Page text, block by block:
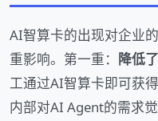
AI智算卡的出现对企业
重影响。第一重： 降低
工通过AI智算卡即可获
内部对AI Agent的需求觉